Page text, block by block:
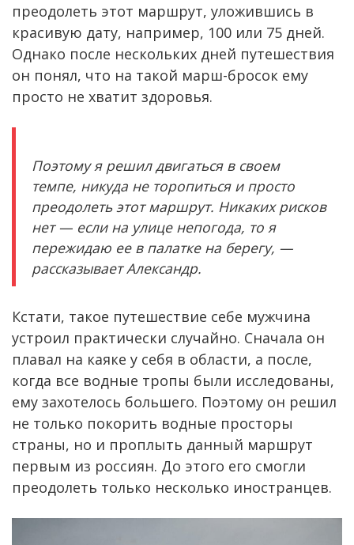
преодолеть этот маршрут, уложившись в
красивую дату, например, 100 или 75 дней.
Однако после нескольких дней путешествия
он понял, что на такой марш-бросок ему
просто не хватит здоровья.
Поэтому я решил двигаться в своем
темпе, никуда не торопиться и просто
преодолеть этот маршрут. Никаких рисков
нет — если на улице непогода, то я
пережидаю ее в палатке на берегу, —
рассказывает Александр.
Кстати, такое путешествие себе мужчина
устроил практически случайно. Сначала он
плавал на каяке у себя в области, а после,
когда все водные тропы были исследованы,
ему захотелось большего. Поэтому он решил
не только покорить водные просторы
страны, но и проплыть данный маршрут
первым из россиян. До этого его смогли
преодолеть только несколько иностранцев.